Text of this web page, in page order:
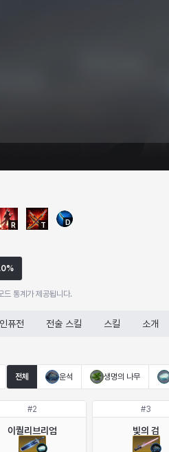
R T D
드 통계가 제공됩니다.
인퓨전 전술 스킬 스킬 소개
전체 운석 생명의 나무
#2
이퀄리브리엄
#3
빛의 검